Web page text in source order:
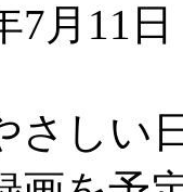
7月11
さしい